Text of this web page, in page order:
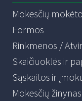
Mokesčių
Formos
Rinkmenos /
Skaičiuoklės ir
Sąskaitos ir
Mokesčių žinynas